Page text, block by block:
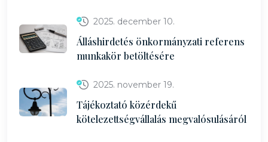
2025. december 10.
Álláshirdetés önkormányzati referens
munkakör betöltésére
2025. november 19.
Tájékoztató közérdekű
kötelezettségvállalás megvalósulásáról